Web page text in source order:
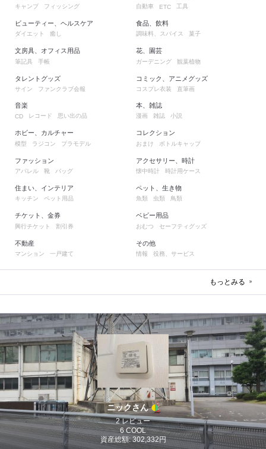
キャンプ フィッシング
ビューティー、ヘルスケア
ダイエット 癒し
文房具、オフィス用品
筆記具 手帳
タレントグッズ
サイン ファンクラブ会報
自動車 ETC 工具
食品、飲料
調味料、スパイス 菓子
花、園芸
ガーデニング 観葉植物
コミック、アニメグッズ
コスプレ衣装 直筆画
音楽
CD レコード 思い出の品
ホビー、カルチャー
模型 ラジコン プラモデル
ファッション
アパレル 靴 バッグ
住まい、インテリア
キッチン ペット用品
チケット、金券
興行チケット 割引券
不動産
マンション 一戸建て
本、雑誌
漫画 雑誌 小説
コレクション
おまけ ボトルキャップ
アクセサリー、時計
懐中時計 時計用ケース
ペット、生き物
魚類 虫類 鳥類
ベビー用品
おむつ セーフティグッズ
その他
情報 役務、サービス
もっとみる
ニックさん
2 レビュー
6 COOL
資産総額: 302,332円